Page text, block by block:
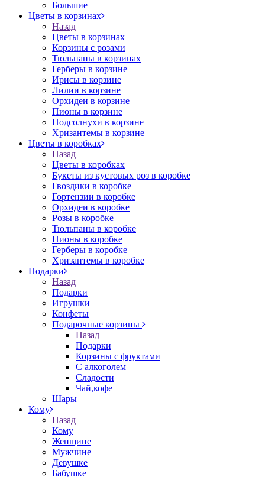
Большие
Цветы в корзинах
Назад
Цветы в корзинах
Корзины с розами
Тюльпаны в корзинах
Герберы в корзине
Ирисы в корзине
Лилии в корзине
Орхидеи в корзине
Пионы в корзине
Подсолнухи в корзине
Хризантемы в корзине
Цветы в коробках
Назад
Цветы в коробках
Букеты из кустовых роз в коробке
Гвоздики в коробке
Гортензии в коробке
Орхидеи в коробке
Розы в коробке
Тюльпаны в коробке
Пионы в коробке
Герберы в коробке
Хризантемы в коробке
Подарки
Назад
Подарки
Игрушки
Конфеты
Подарочные корзины
Назад
Подарки
Корзины с фруктами
С алкоголем
Сладости
Чай,кофе
Шары
Кому
Назад
Кому
Женщине
Мужчине
Девушке
Бабушке